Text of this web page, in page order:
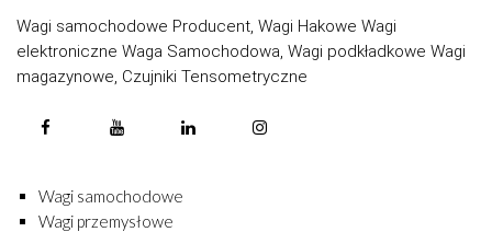
Wagi samochodowe Producent, Wagi Hakowe Wagi
elektroniczne Waga Samochodowa, Wagi podkładkowe Wagi
magazynowe, Czujniki Tensometryczne
Wagi samochodowe
Wagi przemysłowe